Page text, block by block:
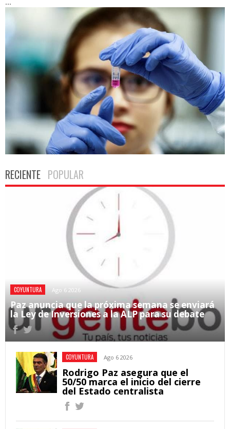
RECIENTE POPULAR
COYUNTURA Ago 6 2026
Paz anuncia que la próxima semana se enviará
la Ley de Inversiones a la ALP para su debate
COYUNTURA Ago 6 2026
Rodrigo Paz asegura que el
50/50 marca el inicio del cierre
del Estado centralista